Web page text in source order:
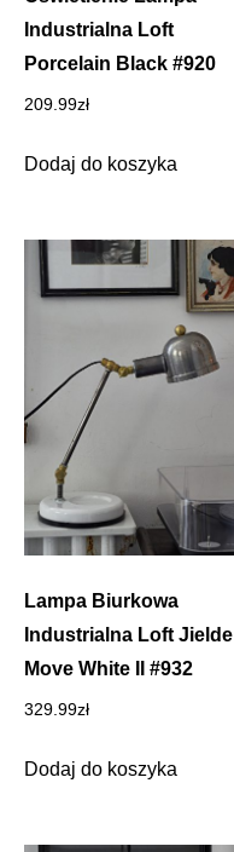
Industrialna Loft
Porcelain Black #920
209.99zł
Dodaj do koszyka
Lampa Biurkowa
Industrialna Loft Jielde
Move White II #932
329.99zł
Dodaj do koszyka